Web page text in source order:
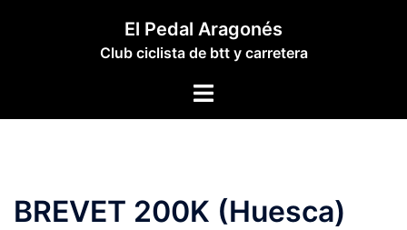
El Pedal Aragonés
Club ciclista de btt y carretera
Alternar
BREVET 200K (Huesca)